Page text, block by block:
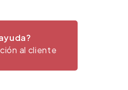
al cliente